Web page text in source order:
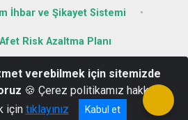
İhbar ve Şikayet Sistemi
Risk Azaltma Planı
Kat.3 Kaymakamlık
55 55 Faks: 0474 511 51 18
verebilmek için sitemizde
🍪 Çerez politikamız hakkında
için tıklayınız Kabul et